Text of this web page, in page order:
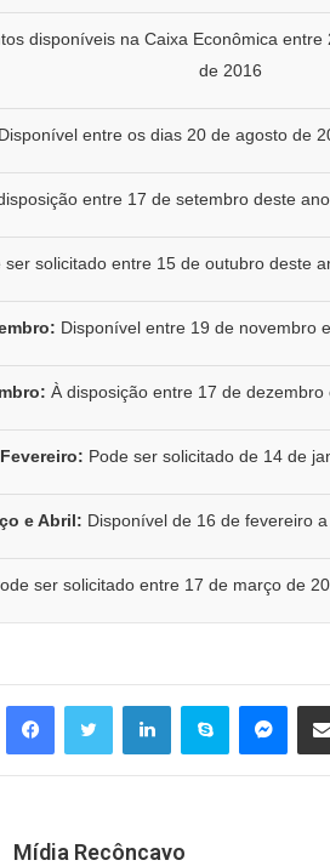
disponíveis na Caixa Econômica
de 2016
Disponível entre os dias 20 de agosto de
entre 17 de setembro deste
ser solicitado entre 15 de outubro deste
Disponível entre 19 de novembro
À disposição entre 17 de
Pode ser solicitado de 14 de
e Abril: Disponível de 16 de fevereiro
ser solicitado entre 17 de março de
FacebookTwitter LinkedinSkype
Mídia Recôncavo